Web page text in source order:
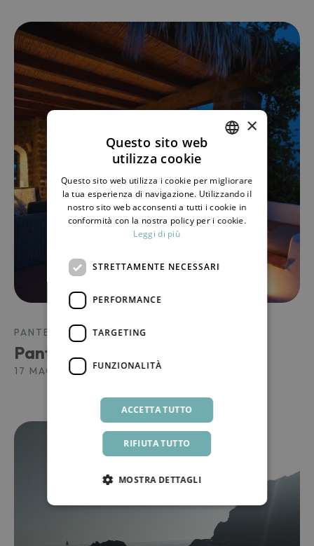
PANTELLERIA, L'ISOLA
Pantelleria e la “movida”
17 MAGGIO 2024
ENGLISH
×
Questo sito web
utilizza cookie
Questo sito web utilizza i cookie per migliorare
la tua esperienza di navigazione. Utilizzando il
nostro sito web acconsenti a tutti i cookie in
conformità con la nostra policy per i cookie.
Leggi di più
STRETTAMENTE NECESSARI
PERFORMANCE
TARGETING
FUNZIONALITÀ
ACCETTA TUTTO
RIFIUTA TUTTO
MOSTRA DETTAGLI